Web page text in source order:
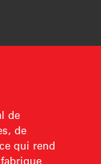
de
de
qui rend